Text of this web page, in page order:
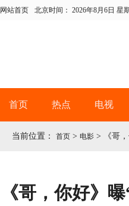
网站首页 北京时间： 2026年8月6日 星
首页 热点 电视
当前位置： 首页 > 电影 > 《哥
《哥，你好》